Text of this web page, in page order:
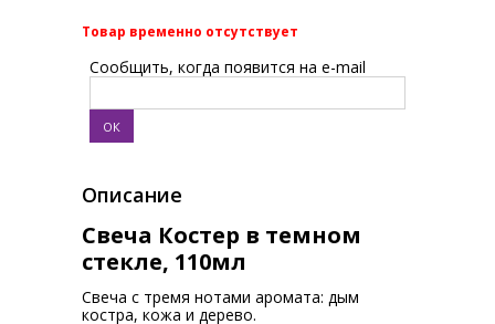
Товар временно отсутствует
Сообщить, когда появится на e-mail
Описание
Свеча Костер в темном
стекле, 110мл
Свеча с тремя нотами аромата: дым
костра, кожа и дерево.